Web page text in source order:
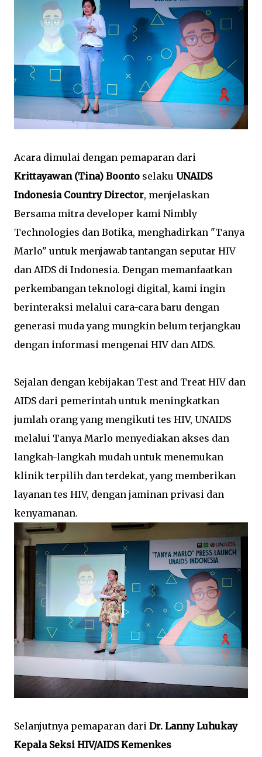
Acara dimulai dengan pemaparan dari
Krittayawan (Tina) Boonto selaku UNAIDS
Indonesia Country Director, menjelaskan
Bersama mitra developer kami Nimbly
Technologies dan Botika, menghadirkan "Tanya
Marlo" untuk menjawab tantangan seputar HIV
dan AIDS di Indonesia. Dengan memanfaatkan
perkembangan teknologi digital, kami ingin
berinteraksi melalui cara-cara baru dengan
generasi muda yang mungkin belum terjangkau
dengan informasi mengenai HIV dan AIDS.
Sejalan dengan kebijakan Test and Treat HIV dan
AIDS dari pemerintah untuk meningkatkan
jumlah orang yang mengikuti tes HIV, UNAIDS
melalui Tanya Marlo menyediakan akses dan
langkah-langkah mudah untuk menemukan
klinik terpilih dan terdekat, yang memberikan
layanan tes HIV, dengan jaminan privasi dan
kenyamanan.
Selanjutnya pemaparan dari Dr. Lanny Luhukay
Kepala Seksi HIV/AIDS Kemenkes